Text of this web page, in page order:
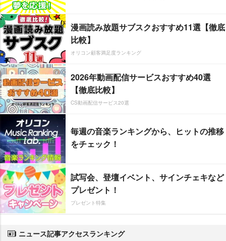
漫画読み放題サブスクおすすめ11選【徹底
比較】
オリコン顧客満足度ランキング
2026年動画配信サービスおすすめ40選
【徹底比較】
CS動画配信サービス20選
毎週の音楽ランキングから、ヒットの推移
をチェック！
試写会、登壇イベント、サインチェキなど
プレゼント！
プレゼント特集
ニュース記事アクセスランキング